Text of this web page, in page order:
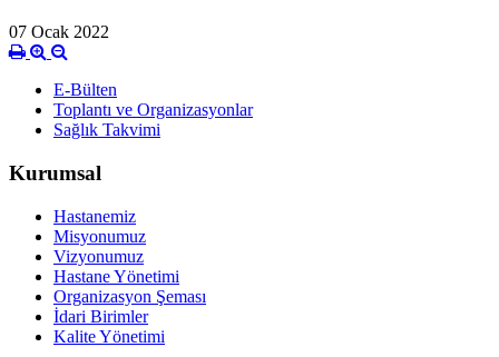
07 Ocak 2022
E-Bülten
Toplantı ve Organizasyonlar
Sağlık Takvimi
Kurumsal
Hastanemiz
Misyonumuz
Vizyonumuz
Hastane Yönetimi
Organizasyon Şeması
İdari Birimler
Kalite Yönetimi